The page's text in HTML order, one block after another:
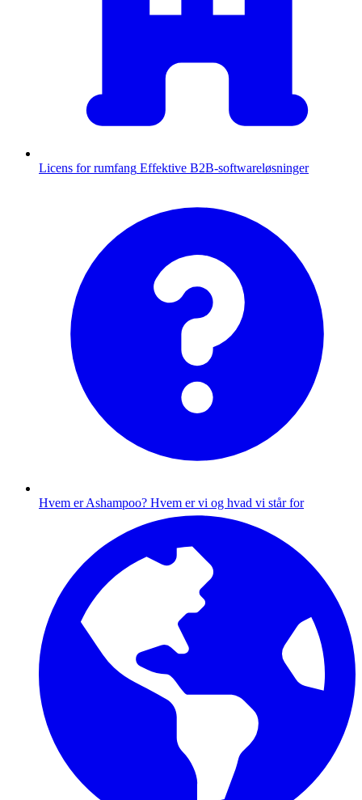
Licens for rumfang Effektive B2B-softwareløsninger
Hvem er Ashampoo? Hvem er vi og hvad vi står for